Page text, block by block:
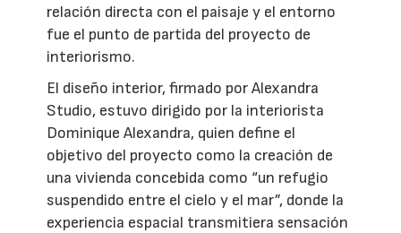
relación directa con el paisaje y el entorno
fue el punto de partida del proyecto de
interiorismo.
El diseño interior, firmado por Alexandra
Studio, estuvo dirigido por la interiorista
Dominique Alexandra, quien define el
objetivo del proyecto como la creación de
una vivienda concebida como “un refugio
suspendido entre el cielo y el mar”, donde la
experiencia espacial transmitiera sensación